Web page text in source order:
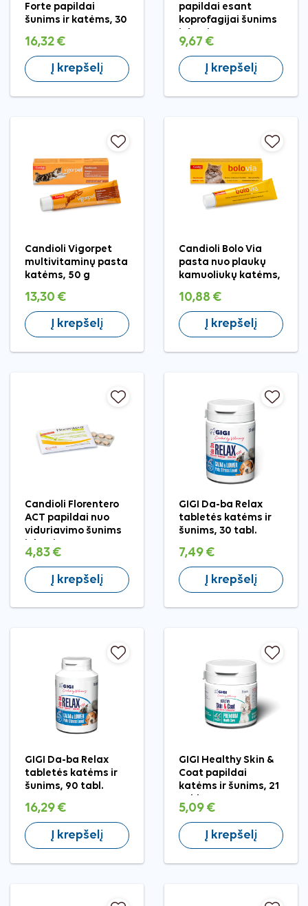
Forte papildai
šunims ir katėms, 30
16,32 €
Į krepšelį
papildai esant
koprofagijai šunims
9,67 €
Į krepšelį
Candioli Vigorpet
multivitaminų pasta
katėms, 50 g
13,30 €
Į krepšelį
Candioli Bolo Via
pasta nuo plaukų
kamuoliukų katėms,
10,88 €
Į krepšelį
Candioli Florentero
ACT papildai nuo
viduriavimo šunims
4,83 €
Į krepšelį
GIGI Da-ba Relax
tabletės katėms ir
šunims, 30 tabl.
7,49 €
Į krepšelį
GIGI Da-ba Relax
tabletės katėms ir
šunims, 90 tabl.
16,29 €
Į krepšelį
GIGI Healthy Skin &
Coat papildai
katėms ir šunims, 21
5,09 €
Į krepšelį